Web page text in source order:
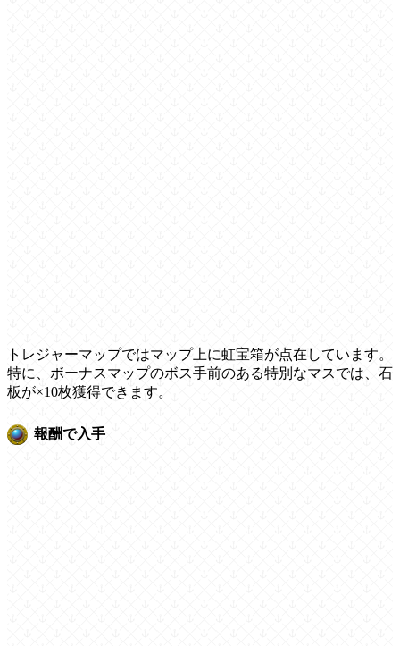
トレジャーマップではマップ上に虹宝箱が点在しています。
特に、ボーナスマップのボス手前のある特別なマスでは、石
板が×10枚獲得できます。
報酬で入手